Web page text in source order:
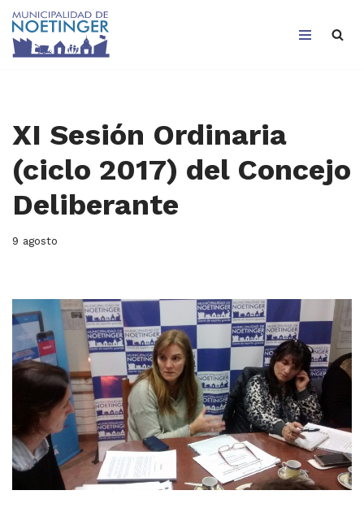
Saltar
XI Sesión Ordinaria
(ciclo 2017) del Concejo
Deliberante
9 agosto